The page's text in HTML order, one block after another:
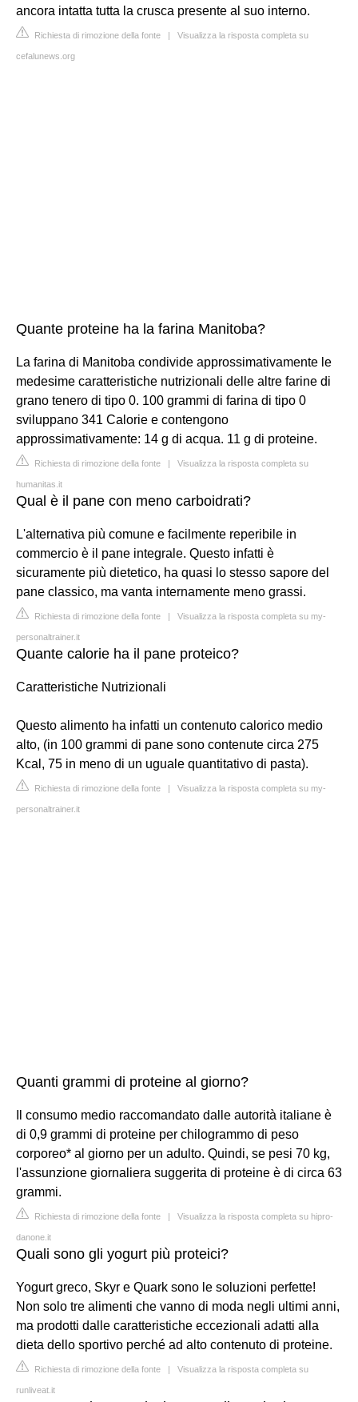
ancora intatta tutta la crusca presente al suo interno.
Richiesta di rimozione della fonte | Visualizza la risposta completa su
cefalunews.org
Quante proteine ha la farina Manitoba?
La farina di Manitoba condivide approssimativamente le
medesime caratteristiche nutrizionali delle altre farine di
grano tenero di tipo 0. 100 grammi di farina di tipo 0
sviluppano 341 Calorie e contengono
approssimativamente: 14 g di acqua. 11 g di proteine.
Richiesta di rimozione della fonte | Visualizza la risposta completa su
humanitas.it
Qual è il pane con meno carboidrati?
L'alternativa più comune e facilmente reperibile in
commercio è il pane integrale. Questo infatti è
sicuramente più dietetico, ha quasi lo stesso sapore del
pane classico, ma vanta internamente meno grassi.
Richiesta di rimozione della fonte | Visualizza la risposta completa su my-
personaltrainer.it
Quante calorie ha il pane proteico?
Caratteristiche Nutrizionali
Questo alimento ha infatti un contenuto calorico medio
alto, (in 100 grammi di pane sono contenute circa 275
Kcal, 75 in meno di un uguale quantitativo di pasta).
Richiesta di rimozione della fonte | Visualizza la risposta completa su my-
personaltrainer.it
Quanti grammi di proteine al giorno?
Il consumo medio raccomandato dalle autorità italiane è
di 0,9 grammi di proteine per chilogrammo di peso
corporeo* al giorno per un adulto. Quindi, se pesi 70 kg,
l'assunzione giornaliera suggerita di proteine è di circa 63
grammi.
Richiesta di rimozione della fonte | Visualizza la risposta completa su hipro-
danone.it
Quali sono gli yogurt più proteici?
Yogurt greco, Skyr e Quark sono le soluzioni perfette!
Non solo tre alimenti che vanno di moda negli ultimi anni,
ma prodotti dalle caratteristiche eccezionali adatti alla
dieta dello sportivo perché ad alto contenuto di proteine.
Richiesta di rimozione della fonte | Visualizza la risposta completa su
runliveat.it